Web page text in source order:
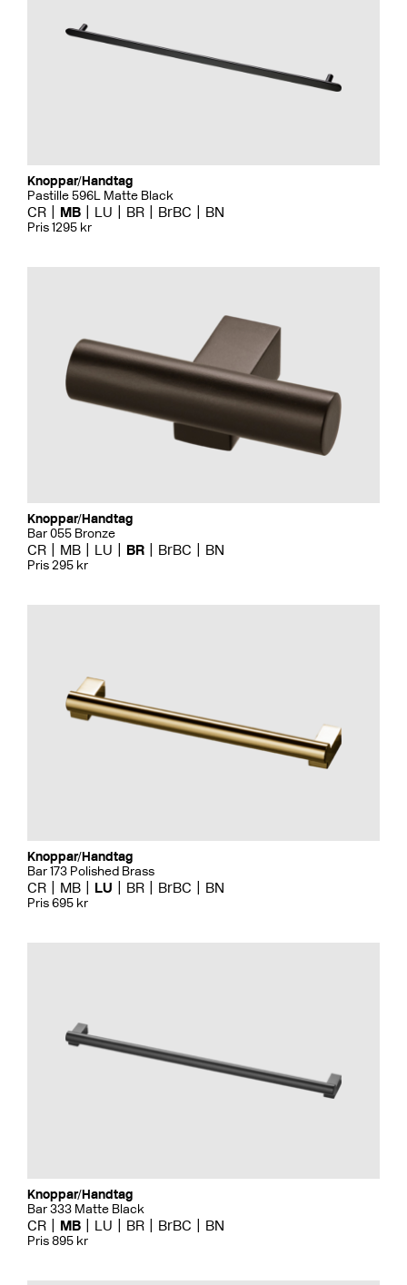
Knoppar/Handtag
Pastille 596L Matte Black
CR MB LU BR BrBC BN
Pris 1295 kr
Knoppar/Handtag
Bar 055 Bronze
CR MB LU BR BrBC BN
Pris 295 kr
Knoppar/Handtag
Bar 173 Polished Brass
CR MB LU BR BrBC BN
Pris 695 kr
Knoppar/Handtag
Bar 333 Matte Black
CR MB LU BR BrBC BN
Pris 895 kr